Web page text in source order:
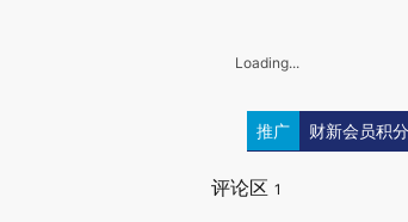
Loading...
推广 财新会员积
评论区 1